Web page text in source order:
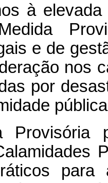
à
e de
nos
por
Provisória